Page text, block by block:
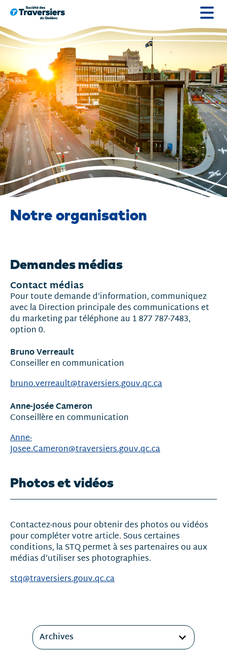
Passer
au
contenu
Notre organisation
et
communiqués
Demandes médias
Contact médias
Pour toute demande d’information, communiquez
avec la Direction principale des communications et
du marketing par téléphone au 1 877 787-7483,
option 0.
Bruno Verreault
Conseiller en communication
bruno.verreault@traversiers.gouv.qc.ca
Anne-Josée Cameron
Conseillère en communication
Anne-
Josee.Cameron@traversiers.gouv.qc.ca
Photos et vidéos
Contactez-nous pour obtenir des photos ou vidéos
pour compléter votre article. Sous certaines
conditions, la STQ permet à ses partenaires ou aux
médias d’utiliser ses photographies.
stq@traversiers.gouv.qc.ca
Filtres
Archives